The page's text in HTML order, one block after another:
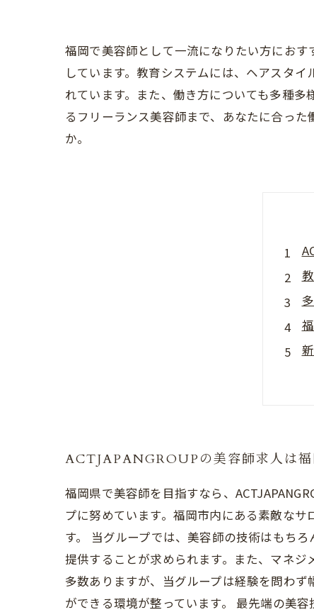
福岡で美容師として一流になりたい方におす
しています。教育システムには、ヘアスタ
れています。また、働き方についても多種
るフリーランス美容師まで、あなたに合っ
か。
ACTJAPANGROUPの美容師求人は福
福岡県で美容師を目指すなら、
プに努めています。福岡市内にある素敵な
す。 当グループでは、美容師の技術はもち
提供することが求められます。また、マネ
多数ありますが、当グループは経験を問わ
ができる環境が整っています。 最先端の美